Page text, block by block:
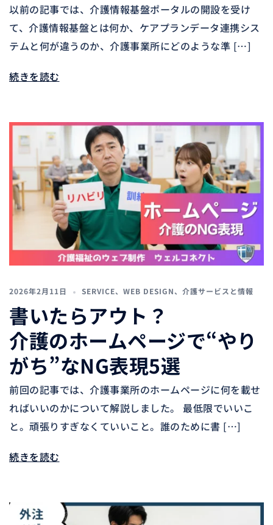
以前の記事では、介護情報基盤ポータルの開設を受け
て、介護情報基盤とは何か、ケアプランデータ連携シス
テムと何が違うのか、介護事業所にどのような準 […]
続きを読む
2026年2月11日 SERVICE、 WEB DESIGN、 介護サービスと情報
書いたらアウト？
介護のホームページで“やり
がち”なNG表現5選
前回の記事では、介護事業所のホームページに何を載せ
ればいいのかについて解説しました。 最低限でいいこ
と。頑張りすぎなくていいこと。誰のために書 […]
続きを読む